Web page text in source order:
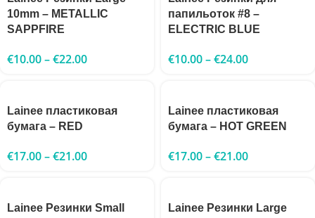
10mm – METALLIC
SAPPFIRE
€10.00–€22.00
папильоток #8 –
ELECTRIC BLUE
€10.00–€24.00
Lainee пластиковая
бумага – RED
€17.00–€21.00
Lainee пластиковая
бумага – HOT GREEN
€17.00–€21.00
Lainee Резинки Small
Lainee Резинки Large